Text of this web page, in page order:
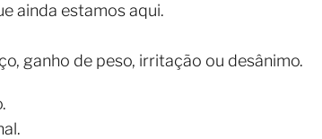
ainda estamos aqui.
ganho de peso, irritação ou desânimo.